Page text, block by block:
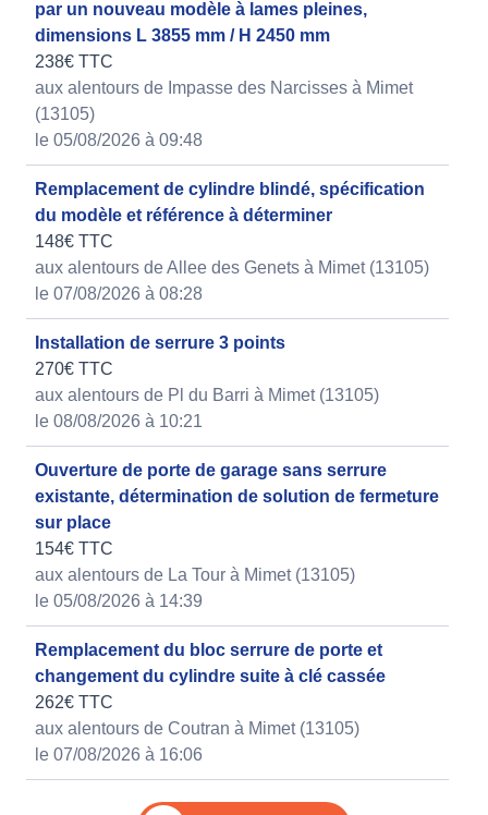
par un nouveau modèle à lames pleines,
dimensions L 3855 mm / H 2450 mm
238€ TTC
aux alentours de Impasse des Narcisses à Mimet
(13105)
le 05/08/2026 à 09:48
Remplacement de cylindre blindé, spécification
du modèle et référence à déterminer
148€ TTC
aux alentours de Allee des Genets à Mimet (13105)
le 07/08/2026 à 08:28
Installation de serrure 3 points
270€ TTC
aux alentours de Pl du Barri à Mimet (13105)
le 08/08/2026 à 10:21
Ouverture de porte de garage sans serrure
existante, détermination de solution de fermeture
sur place
154€ TTC
aux alentours de La Tour à Mimet (13105)
le 05/08/2026 à 14:39
Remplacement du bloc serrure de porte et
changement du cylindre suite à clé cassée
262€ TTC
aux alentours de Coutran à Mimet (13105)
le 07/08/2026 à 16:06